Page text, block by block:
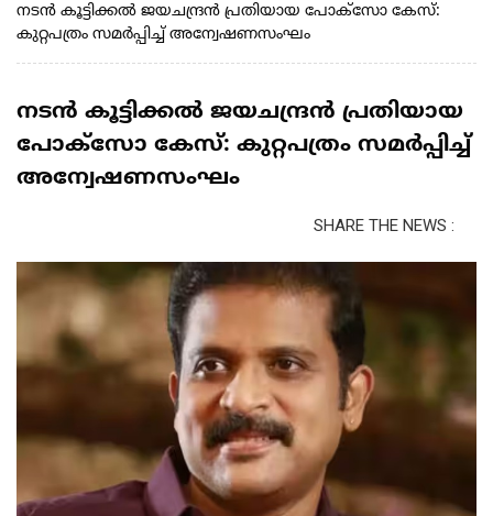
നടൻ കൂട്ടിക്കൽ ജയചന്ദ്രൻ പ്ര‌തിയായ പോക്സോ കേസ്:
കുറ്റപത്രം സമർപ്പിച്ച് അന്വേഷണസംഘം
നടൻ കൂട്ടിക്കൽ ജയചന്ദ്രൻ പ്ര‌തിയായ
പോക്സോ കേസ്: കുറ്റപത്രം സമർപ്പിച്ച്
അന്വേഷണസംഘം
SHARE THE NEWS :